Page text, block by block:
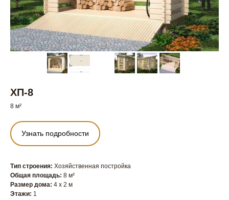
ХП-8
8 м²
Узнать подробности
Тип строения: Хозяйственная постройка
Общая площадь: 8 м²
Размер дома: 4 x 2 м
Этажи: 1